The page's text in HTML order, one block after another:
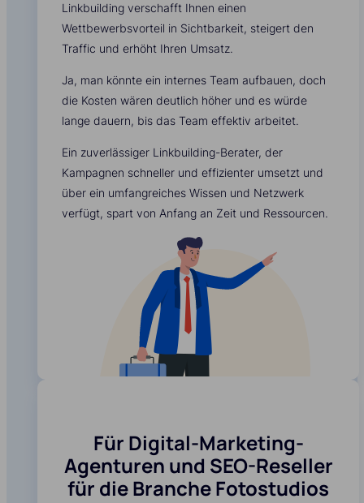
Linkbuilding verschafft Ihnen einen
Wettbewerbsvorteil in Sichtbarkeit, steigert den
Traffic und erhöht Ihren Umsatz.
Ja, man könnte ein internes Team aufbauen, doch
die Kosten wären deutlich höher und es würde
lange dauern, bis das Team effektiv arbeitet.
Ein zuverlässiger Linkbuilding-Berater, der
Kampagnen schneller und effizienter umsetzt und
über ein umfangreiches Wissen und Netzwerk
verfügt, spart von Anfang an Zeit und Ressourcen.
Für Digital-Marketing-
Agenturen und SEO-Reseller
für die Branche Fotostudios